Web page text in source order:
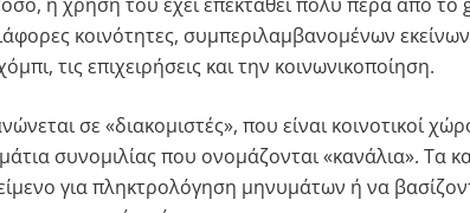
κοινότητες, συμπεριλαμβανομένων
τις επιχειρήσεις και την κοινωνικοποίηση.
σε «διακομιστές», που είναι κοινοτικοί
συνομιλίας που ονομάζονται «κανάλια». Τα
για πληκτρολόγηση μηνυμάτων ή να